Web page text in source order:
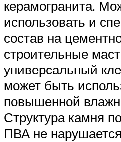
керамогранита.
использовать и
состав на
строительные
универсальный
может быть
повышенной
Структура камня
ПВА не